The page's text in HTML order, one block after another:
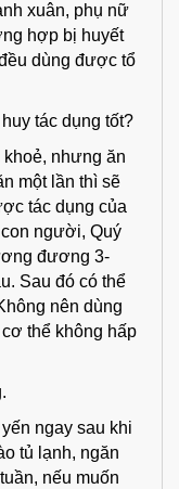
xuân, phụ nữ
hợp bị huyết
dùng được tổ
tác dụng tốt?
khoẻ, nhưng ăn
một lần thì sẽ
tác dụng của
người, Quý
đương 3-
Sau đó có thể
nên dùng
thể không hấp
ngay sau khi
tủ lạnh, ngăn
nếu muốn